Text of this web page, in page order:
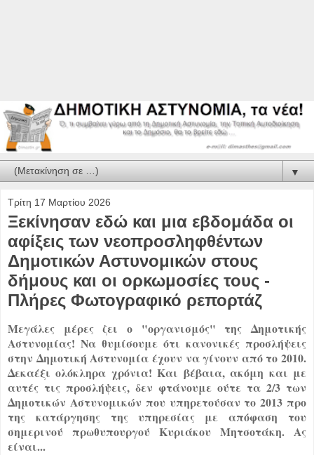
▼
Τρίτη 17 Μαρτίου 2026
Ξεκίνησαν εδώ και μια εβδομάδα οι
αφίξεις των νεοπροσληφθέντων
Δημοτικών Αστυνομικών στους
δήμους και οι ορκωμοσίες τους -
Πλήρες Φωτογραφικό ρεπορτάζ
Μεγάλες μέρες ζει ο "οργανισμός" της Δημοτικής
Αστυνομίας! Να θυμίσουμε ότι κανονικές προσλήψεις
στην Δημοτική Αστυνομία έχουν να γίνουν από το 2010.
Δεκαέξι ολόκληρα χρόνια! Και βέβαια, ακόμη και με
αυτές τις προσλήψεις, δεν φτάνουμε ούτε τα 2/3 των
Δημοτικών Αστυνομικών που υπηρετούσαν το 2013 προ
της κατάργησης της υπηρεσίας με απόφαση του
σημερινού πρωθυπουργού Κυριάκου Μητσοτάκη. Ας
είναι...